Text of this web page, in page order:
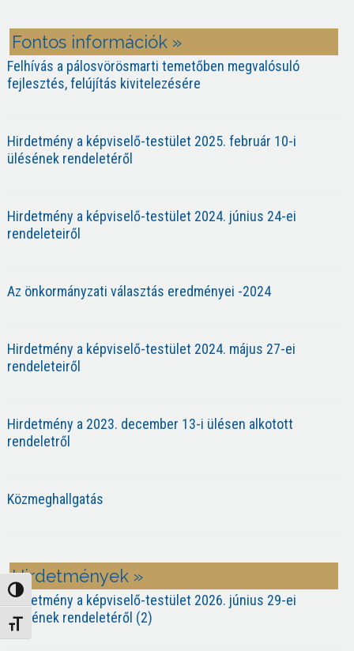
Nagy kontraszt váltása
Betűméret váltása
Fontos információk »
Felhívás a pálosvörösmarti temetőben megvalósuló
fejlesztés, felújítás kivitelezésére
Hirdetmény a képviselő-testület 2025. február 10-i
ülésének rendeletéről
Hirdetmény a képviselő-testület 2024. június 24-ei
rendeleteiről
Az önkormányzati választás eredményei -2024
Hirdetmény a képviselő-testület 2024. május 27-ei
rendeleteiről
Hirdetmény a 2023. december 13-i ülésen alkotott
rendeletről
Közmeghallgatás
Hirdetmények »
Hirdetmény a képviselő-testület 2026. június 29-ei
ülésének rendeletéről (2)